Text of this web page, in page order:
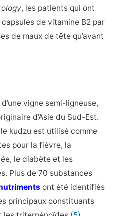
, les patients qui ont
de vitamine B2 par
de maux de tête qu’avant
vigne semi-ligneuse,
d’Asie du Sud-Est.
kudzu est utilisé comme
pour la fièvre, la
le diabète et les
Plus de 70 substances
ont été identifiés
principaux constituants